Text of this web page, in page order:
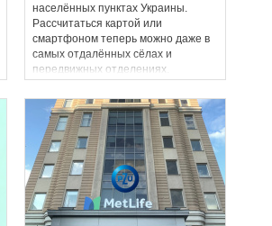
населённых пунктах Украины.
Рассчитаться картой или
смартфоном теперь можно даже в
самых отдалённых сёлах и
передвижных отделениях.